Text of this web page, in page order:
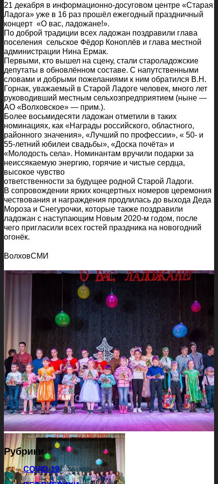
21 декабря в информационно-досуговом центре «Старая
Ладога» уже в 16 раз прошёл ежегодный праздничный
концерт «О вас, ладожане!».
По доброй традиции всех ладожан поздравили глава
поселения сельское Фёдор Коноплёв и глава местной
администрации Нина Ермак.
Первыми, кто вышел на сцену, стали староладожские
депутаты в обновлённом составе. С напутственными
словами и добрыми пожеланиями к ним обратился В.Н.
Горнак, уважаемый в Старой Ладоге человек, много лет
руководивший местным сельхозпредприятием (ныне —
АО «Волховское» — прим.).
Более восьмидесяти ладожан отметили в таких
номинациях, как «Награды российского, областного,
районного значения», «Лучший по профессии», « 50- и
55-летний юбилеи свадьбы», «Доска почёта» и
«Молодость села». Номинантам вручили подарки за
неиссякаемую энергию, горячие и чистые сердца,
высокое чувство
ответственности за будущее родной Старой Ладоги.
В сопровождении ярких концертных номеров церемония
чествования и награждения продлилась до выхода Деда
Мороза и Снегурочки, которые также поздравили
ладожан с наступающим Новым 2020-м годом, после
чего пригласили всех гостей праздника на новогодний
огонёк.
ВолховСМИ
Рубрики
COVID-19(323)